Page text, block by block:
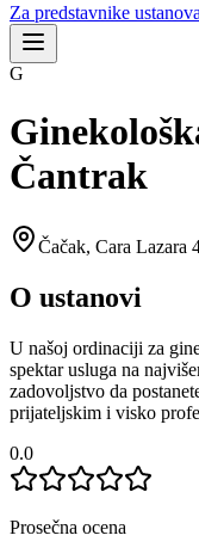
Za predstavnike ustanova
G
Čantrak
Čačak, Cara Lazara
O ustanovi
U našoj ordinaciji za
spektar usluga na
zadovoljstvo da
prijateljskim i visko
0.0
Prosečna ocena